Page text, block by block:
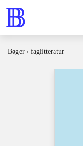
Bøger / faglitteratur